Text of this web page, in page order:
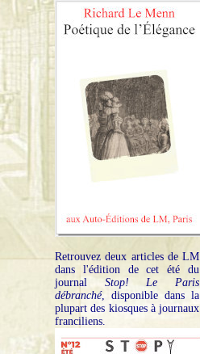
Retrouvez deux articles de LM
dans l'édition de cet été du
journal Stop! Le Paris
débranché, disponible dans la
plupart des kiosques à journaux
franciliens.